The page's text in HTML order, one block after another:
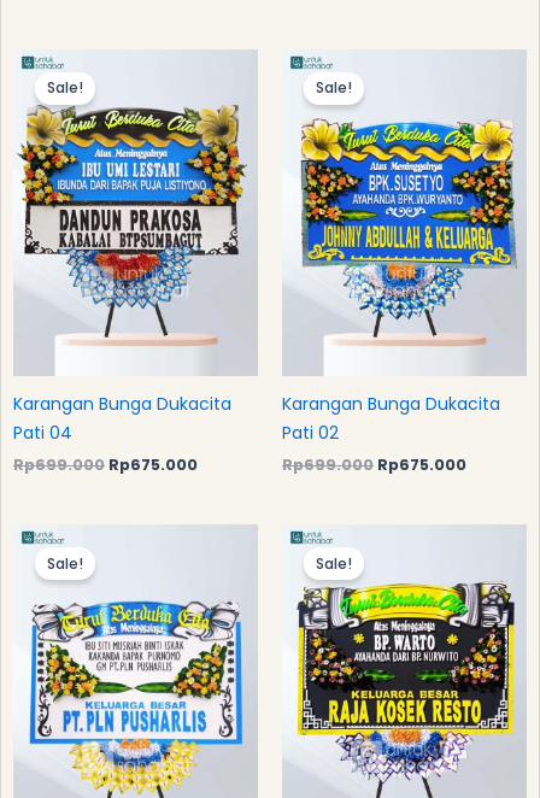
Sale!
Karangan Bunga Dukacita
Pati 04
Rp699.000
Rp699.000.
Rp675.000
Rp675.000.
Sale!
Karangan Bunga Dukacita
Pati 02
Rp699.000 Rp675.000
Sale! Sale!
Rp699.000.